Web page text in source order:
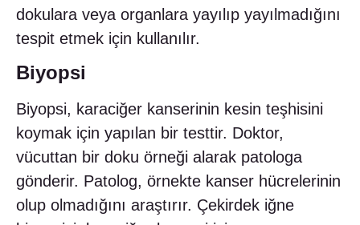
dokulara veya organlara yayılıp yayılmadığını
tespit etmek için kullanılır.
Biyopsi
Biyopsi, karaciğer kanserinin kesin teşhisini
koymak için yapılan bir testtir. Doktor,
vücuttan bir doku örneği alarak patologa
gönderir. Patolog, örnekte kanser hücrelerinin
olup olmadığını araştırır. Çekirdek iğne